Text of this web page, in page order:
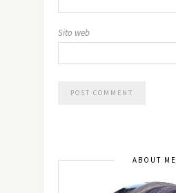
Sito web
ABOUT ME